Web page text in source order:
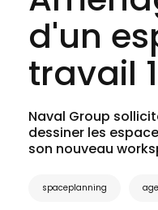
d'un
travail
Naval Group
dessiner les
son nouveau
spaceplanning